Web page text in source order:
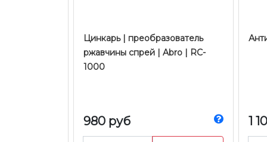
Цинкарь | преобразователь
ржавчины спрей | Abro | RC-
1000
980 руб 1